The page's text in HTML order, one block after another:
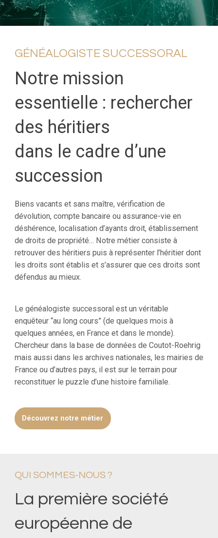
GÉNÉALOGISTE SUCCESSORAL
Notre mission
essentielle : rechercher
des héritiers
dans le cadre d’une
succession
Biens vacants et sans maître, vérification de
dévolution, compte bancaire ou assurance-vie en
déshérence, localisation d’ayants droit, établissement
de droits de propriété… Notre métier consiste à
retrouver des héritiers puis à représenter l’héritier dont
les droits sont établis et s’assurer que ces droits sont
défendus au mieux.
Le généalogiste successoral est un véritable
enquêteur “au long cours” (de quelques mois à
quelques années, en France et dans le monde).
Chercheur dans la base de données de Coutot-Roehrig
mais aussi dans les archives nationales, les mairies de
France ou d’autres pays, il est sur le terrain pour
reconstituer le puzzle d’une histoire familiale.
Découvrez notre métier
QUI SOMMES-NOUS ?
La première société
européenne de